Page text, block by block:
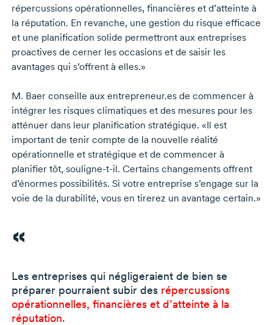
répercussions opérationnelles, financières et d’atteinte à
la réputation. En revanche, une gestion du risque efficace
et une planification solide permettront aux entreprises
proactives de cerner les occasions et de saisir les
avantages qui s’offrent à elles.»
M. Baerconseille aux entrepreneur.es de commencer à
intégrer les risques climatiques et des mesures pour les
atténuer dans leur planification stratégique. «Il est
important de tenir compte de la nouvelle réalité
opérationnelle et stratégique et de commencer à
planifier tôt, souligne-t-il. Certains changements offrent
d’énormes possibilités. Si votre entreprise s’engage sur la
voie de la durabilité, vous en tirerez un avantage certain.»
Les entreprises qui négligeraient de bien se
préparer pourraient subir des répercussions
opérationnelles, financières et d’atteinte à la
réputation.